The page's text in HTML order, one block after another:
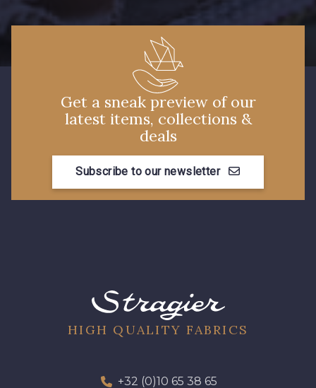
51 - Orange
53 - Kaki Kalamata
37 - Jaune Poussin 38 - Jaune Soleil
40 - Marine clair
55 - Lilas
Get a sneak preview of our
latest items, collections &
deals
Subscribe to our newsletter
HIGH QUALITY FABRICS
+32 (0)10 65 38 65